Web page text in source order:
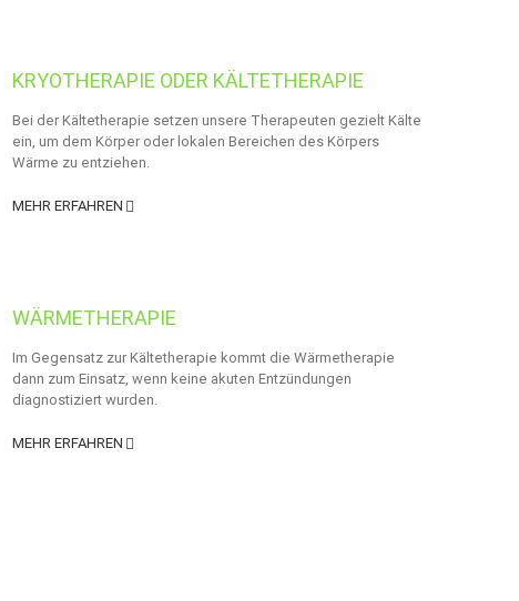
KRYOTHERAPIE ODER KÄLTETHERAPIE
Bei der Kältetherapie setzen unsere Therapeuten gezielt Kälte
ein, um dem Körper oder lokalen Bereichen des Körpers
Wärme zu entziehen.
MEHR ERFAHREN
WÄRMETHERAPIE
Im Gegensatz zur Kältetherapie kommt die Wärmetherapie
dann zum Einsatz, wenn keine akuten Entzündungen
diagnostiziert wurden.
MEHR ERFAHREN